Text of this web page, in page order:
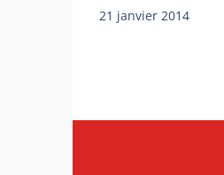
21 janvier 2014